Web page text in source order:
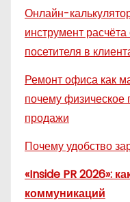
Онлайн-
инструмент
посетителя в
Ремонт офиса как
почему физическое
продажи
Почему удобство
«Inside PR 2026»:
коммуникаций